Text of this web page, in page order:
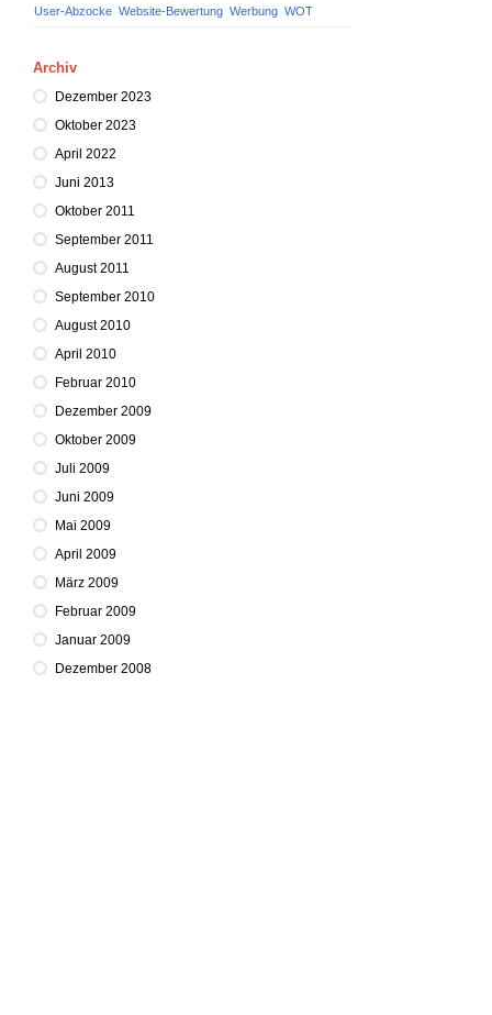
User-Abzocke Website-Bewertung Werbung WOT
Archiv
Dezember 2023
Oktober 2023
April 2022
Juni 2013
Oktober 2011
September 2011
August 2011
September 2010
August 2010
April 2010
Februar 2010
Dezember 2009
Oktober 2009
Juli 2009
Juni 2009
Mai 2009
April 2009
März 2009
Februar 2009
Januar 2009
Dezember 2008